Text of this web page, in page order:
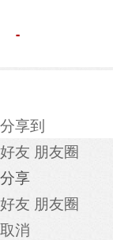
-
分享到
好友 朋友圈
分享
好友 朋友圈
取消